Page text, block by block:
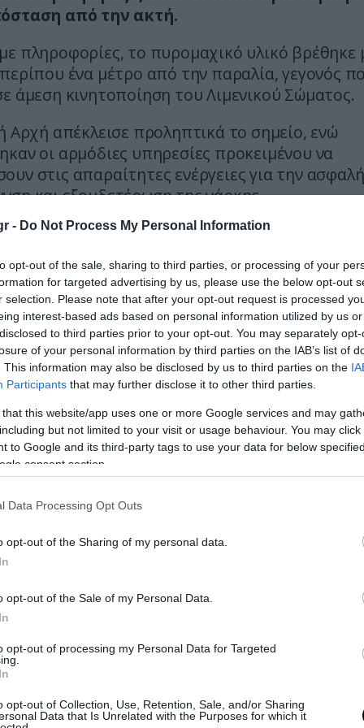
- Do Not Process My Personal Information
opt-out of the sale, sharing to third parties, or processing of your
for targeted advertising by us, please use the below opt-out
selection. Please note that after your opt-out request is processed
interest-based ads based on personal information utilized by us
to third parties prior to your opt-out. You may separately
of your personal information by third parties on the IAB’s list of
This information may also be disclosed by us to third parties on the
Participants that may further disclose it to other third parties.
that this website/app uses one or more Google services and may
but not limited to your visit or usage behaviour. You may
to Google and its third-party tags to use your data for below
consent section.
Data Processing Opt Outs
opt-out of the Sharing of my personal data.
opt-out of the Sale of my Personal Data.
opt-out of processing my Personal Data for Targeted
opt-out of Collection, Use, Retention, Sale, and/or Sharing
Data that Is Unrelated with the Purposes for which it
από την ακτή.
πληροφορίες, το πυρομαχικό υλικό βρέθηκε
ένα μέτρο από την παραλία, γεγονός
άμεση κινητοποίηση του Λιμενικού Σώματος.
Αρχή απέκλεισε προληπτικά το σημείο, ενώ
οι αρμόδιες υπηρεσίες προκειμένου να
στις απαραίτητες ενέργειες για την ασφαλή
και εξουδετέρωση της νάρκης.
η πρώτη φορά που εντοπίζονται παρόμοια
προέλευσης από την περίοδο του Β΄ ΠΠ. Οι
την εμφάνισή τους στη διάβρωση της
καιρικά φαινόμενα που μετακινούν θαμμένο
την επιφάνεια.
ολόκληρες πολυκατοικίες χωρίς να
μοναστήρι της Ελλάδας κρύβει μια
η κατάσταση της υγείας του Τ.Μπάιντεν: «Ο
έχει κάνει μετάσταση στα οστά» λέει ο γιος του
Ακολουθήστε το pronews.grστο Google News και
πρώτοι όλες τις ειδήσεις